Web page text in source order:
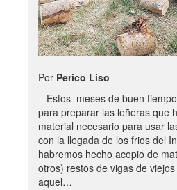
Por Perico Liso
Estos meses de buen
para preparar las leñeras que
material necesario para usar
con la llegada de los frios del
habremos hecho acopio de
otros) restos de vigas de
aquel…